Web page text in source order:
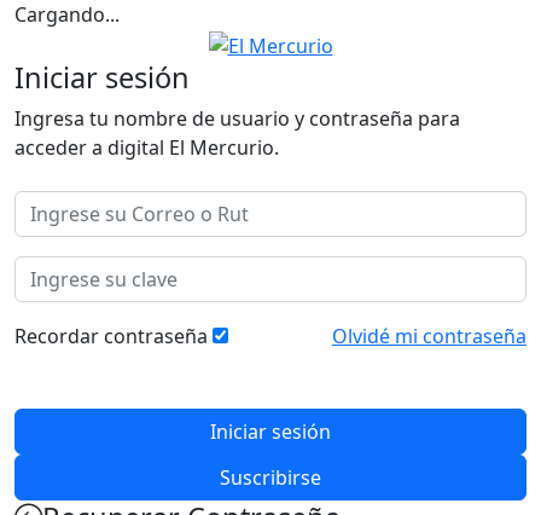
Cargando...
Iniciar sesión
Ingresa tu nombre de usuario y contraseña para
acceder a digital El Mercurio.
Recordar contraseña Olvidé mi contraseña
Suscribirse